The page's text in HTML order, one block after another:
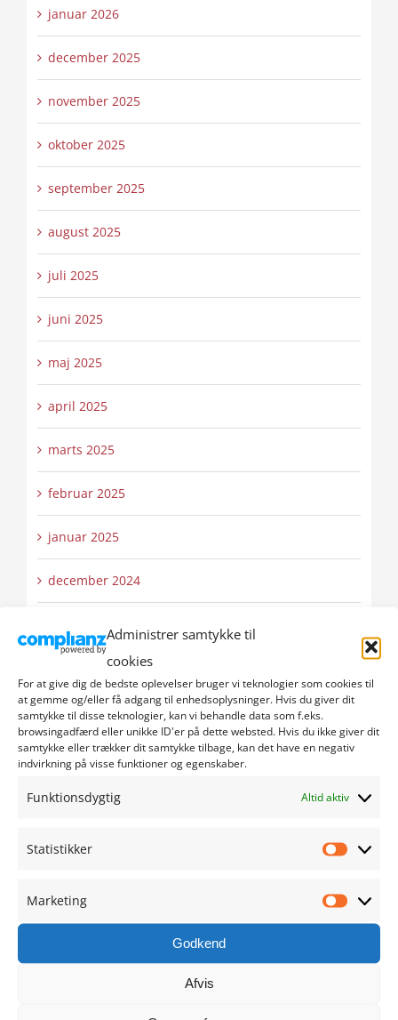
Administrer samtykke til
cookies
For at give dig de bedste oplevelser bruger vi teknologier som cookies til
at gemme og/eller få adgang til enhedsoplysninger. Hvis du giver dit
samtykke til disse teknologier, kan vi behandle data som f.eks.
browsingadfærd eller unikke ID'er på dette websted. Hvis du ikke giver dit
samtykke eller trækker dit samtykke tilbage, kan det have en negativ
indvirkning på visse funktioner og egenskaber.
Funktionsdygtig Altid aktiv
Statistikker
Marketing
Godkend
Afvis
januar 2026
december 2025
november 2025
oktober 2025
september 2025
august 2025
juli 2025
juni 2025
maj 2025
april 2025
marts 2025
februar 2025
januar 2025
december 2024
oktober 2024
september 2024
august 2024
juli 2024
juni 2024
april 2024